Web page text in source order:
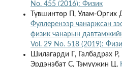
No. 455 (2016): Физик
Түвшинтөр П, Улам-Оргих
Фуллеренээр чанаржсан
физик чанарын
Vol. 29 No. 518 (2019):
Шилагарди Г, Галбадрах
Эрдэнэбат С, Тэмүүжин Ц,